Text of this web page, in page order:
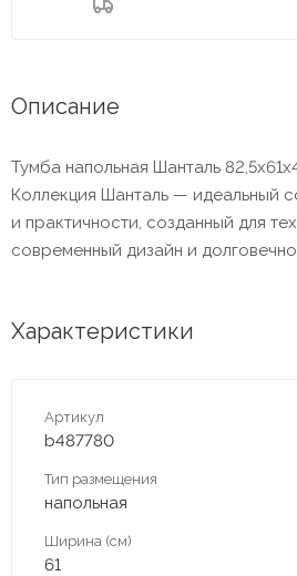
Описание
Тумба напольная Шанталь
Коллекция Шанталь — идеальный
и практичности, созданный для
современный дизайн и
Характеристики
Артикул
b487780
Тип размещения
напольная
Ширина (см)
61